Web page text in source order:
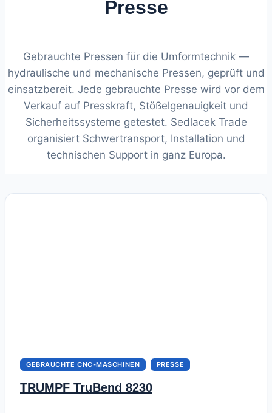
Presse
Gebrauchte Pressen für die Umformtechnik —
hydraulische und mechanische Pressen, geprüft und
einsatzbereit. Jede gebrauchte Presse wird vor dem
Verkauf auf Presskraft, Stößelgenauigkeit und
Sicherheitssysteme getestet. Sedlacek Trade
organisiert Schwertransport, Installation und
technischen Support in ganz Europa.
GEBRAUCHTE CNC-MASCHINEN PRESSE
TRUMPF TruBend 8230